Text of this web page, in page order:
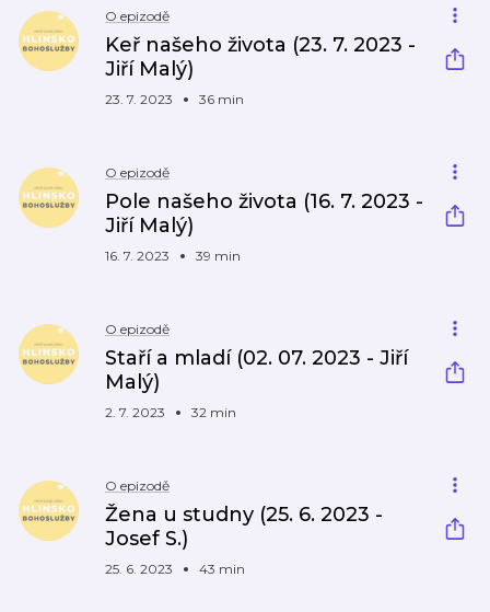
O epizodě
Keř našeho života (23. 7. 2023 -
Jiří Malý)
23. 7. 2023 36 min
O epizodě
Pole našeho života (16. 7. 2023 -
Jiří Malý)
16. 7. 2023 39 min
O epizodě
Staří a mladí (02. 07. 2023 - Jiří
Malý)
2. 7. 2023 32 min
O epizodě
Žena u studny (25. 6. 2023 -
Josef S.)
25. 6. 2023 43 min